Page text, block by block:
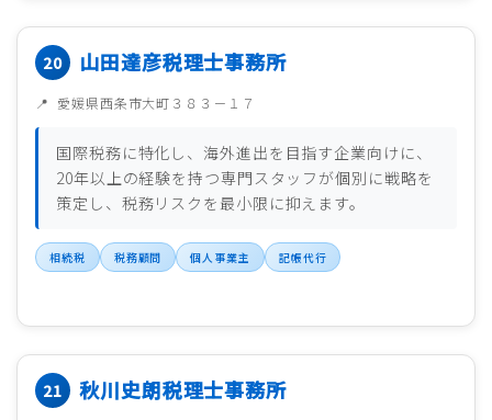
山田達彦税理士事務所
愛媛県西条市大町３８３－１７
国際税務に特化し、海外進出を目指す企業向けに、
20年以上の経験を持つ専門スタッフが個別に戦略を
策定し、税務リスクを最小限に抑えます。
相続税 税務顧問 個人事業主 記帳代行
秋川史朗税理士事務所